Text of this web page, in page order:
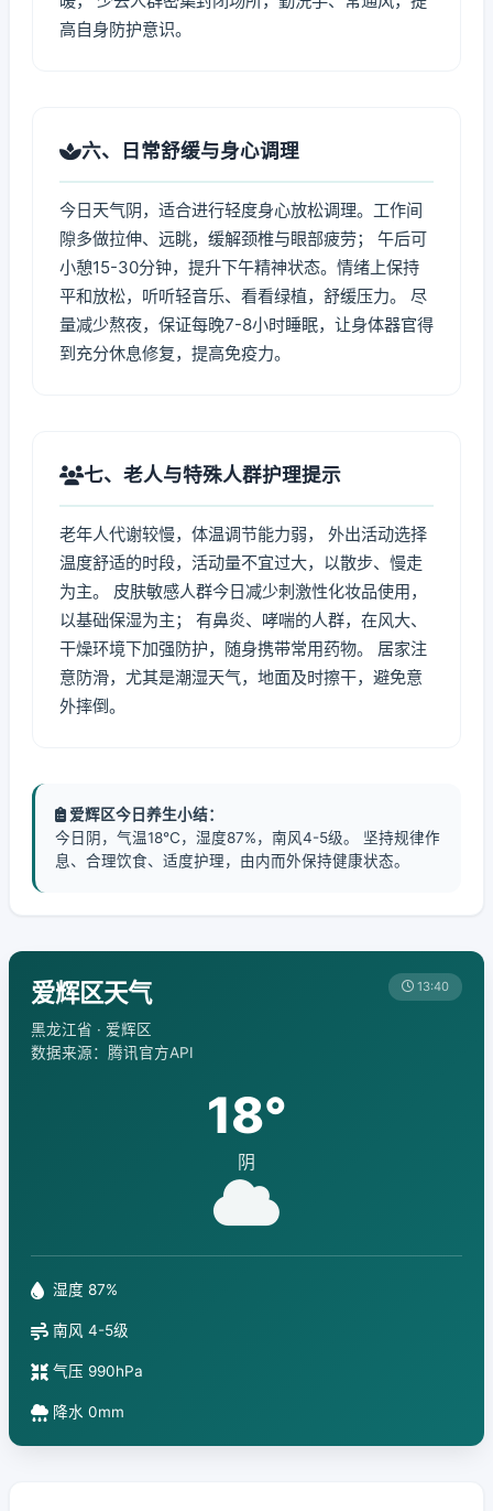
高自身防护意识。
六、日常舒缓与身心调理
今日天气阴，适合进行轻度身心放松调理。工作间
隙多做拉伸、远眺，缓解颈椎与眼部疲劳； 午后可
小憩15-30分钟，提升下午精神状态。情绪上保持
平和放松，听听轻音乐、看看绿植，舒缓压力。 尽
量减少熬夜，保证每晚7-8小时睡眠，让身体器官得
到充分休息修复，提高免疫力。
七、老人与特殊人群护理提示
老年人代谢较慢，体温调节能力弱， 外出活动选择
温度舒适的时段，活动量不宜过大，以散步、慢走
为主。 皮肤敏感人群今日减少刺激性化妆品使用，
以基础保湿为主； 有鼻炎、哮喘的人群，在风大、
干燥环境下加强防护，随身携带常用药物。 居家注
意防滑，尤其是潮湿天气，地面及时擦干，避免意
外摔倒。
爱辉区今日养生小结：
今日阴，气温18℃，湿度87%，南风4-5级。 坚持规律作
息、合理饮食、适度护理，由内而外保持健康状态。
爱辉区天气
黑龙江省 · 爱辉区
数据来源：腾讯官方API
13:40
18°
阴
湿度 87%
南风 4-5级
气压 990hPa
降水 0mm